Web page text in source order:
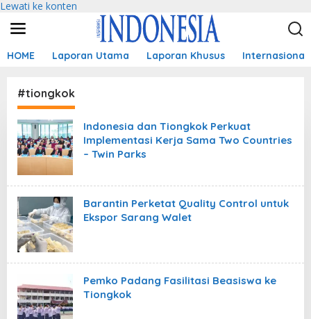
Lewati ke konten
HOME Laporan Utama Laporan Khusus Internasional
#tiongkok
Indonesia dan Tiongkok Perkuat
Implementasi Kerja Sama Two Countries
– Twin Parks
Barantin Perketat Quality Control untuk
Ekspor Sarang Walet
Pemko Padang Fasilitasi Beasiswa ke
Tiongkok